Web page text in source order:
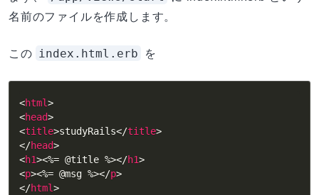
名前のファイルを作成します。
この index.html.erb を
<html>
<head>
<title>studyRails</title>
</head>
<h1><%= @title %></h1>
<p><%= @msg %></p>
</html>